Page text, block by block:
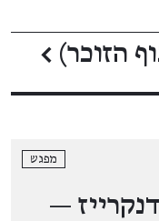
הזוכר) ←
מפגש
—